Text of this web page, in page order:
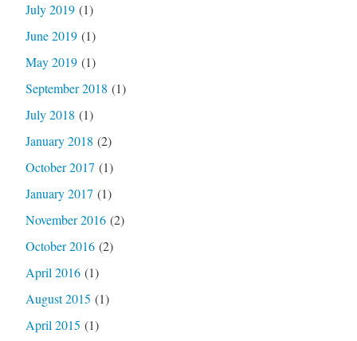
July 2019(1)
June 2019(1)
May 2019(1)
September 2018 (1)
July 2018 (1)
January 2018 (2)
October 2017 (1)
January 2017 (1)
November 2016(2)
October 2016(2)
April 2016(1)
August 2015 (1)
April 2015 (1)